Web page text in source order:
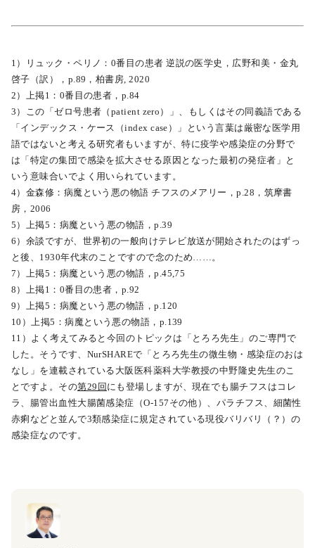
1）リュック・ペリノ：0番目の患者 逆説の医学史，広野和美・金丸
啓子（訳），p.89，柏書房, 2020
2）上掲1：0番目の患者，p.84
3）この「ゼロ号患者（patient zero）」、もしくはその同義語である
「インデックス・ケース（index case）」という言葉は厳密な医学用
語ではないと考える研究者もいますが、特に疫学や感染症の分野で
は「特定の集団で感染を拡大させる原因となった最初の発症者」と
いう意味合いでよく用いられています。
4）金森修：病魔という悪の物語 チフスのメアリー，p.28，筑摩書
房，2006
5）上掲5：病魔という悪の物語，p.39
6）余談ですが、世界初の一般向けテレビ放送が開始されたのはずっ
と後、1930年代末のことですので念のため……。
7）上掲5：病魔という悪の物語，p.45,75
8）上掲1：0番目の患者，p.92
9）上掲5：病魔という悪の物語，p.120
10）上掲5：病魔という悪の物語，p.139
11）よく考えてみると今回のトピックは「とろろ先生」のご専門で
した。そうです、NurSHAREで「とろろ先生の微生物・感染症のおは
なし」を連載されている大阪医科薬科大学教授の中野隆史先生のこ
とですよ。その第29回 にも登場しますが、現在でも腸チフスはコレ
ラ、腸管出血性大腸菌感染症（O-157その他）、パラチフス、細菌性
赤痢などと並んで3類感染症に規定されている現役バリバリ（？）の
感染症なのです。